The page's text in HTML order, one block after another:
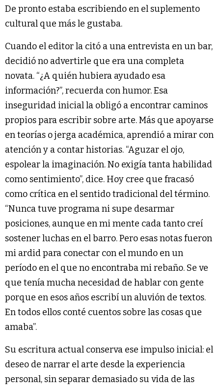
De pronto estaba escribiendo en el suplemento
cultural que más le gustaba.
Cuando el editor la citó a una entrevista en un bar,
decidió no advertirle que era una completa
novata. “¿A quién hubiera ayudado esa
información?”, recuerda con humor. Esa
inseguridad inicial la obligó a encontrar caminos
propios para escribir sobre arte. Más que apoyarse
en teorías o jerga académica, aprendió a mirar con
atención y a contar historias. “Aguzar el ojo,
espolear la imaginación. No exigía tanta habilidad
como sentimiento”, dice. Hoy cree que fracasó
como crítica en el sentido tradicional del término.
“Nunca tuve programa ni supe desarmar
posiciones, aunque en mi mente cada tanto creí
sostener luchas en el barro. Pero esas notas fueron
mi ardid para conectar con el mundo en un
período en el que no encontraba mi rebaño. Se ve
que tenía mucha necesidad de hablar con gente
porque en esos años escribí un aluvión de textos.
En todos ellos conté cuentos sobre las cosas que
amaba”.
Su escritura actual conserva ese impulso inicial: el
deseo de narrar el arte desde la experiencia
personal, sin separar demasiado su vida de las